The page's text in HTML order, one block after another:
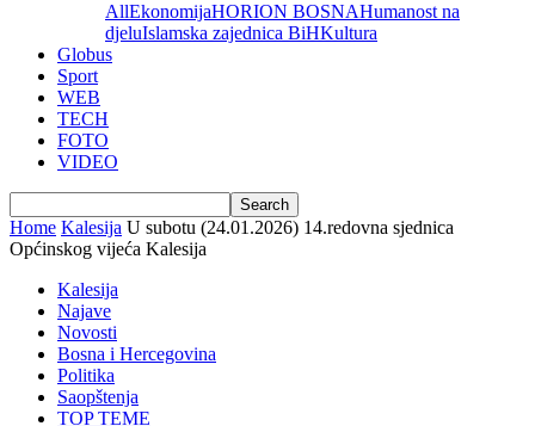
AllEkonomijaHORION BOSNAHumanost na
djeluIslamska zajednica BiHKultura
Globus
Sport
WEB
TECH
FOTO
VIDEO
Home Kalesija U subotu (24.01.2026) 14.redovna sjednica
Općinskog vijeća Kalesija
Kalesija
Najave
Novosti
Bosna i Hercegovina
Politika
Saopštenja
TOP TEME